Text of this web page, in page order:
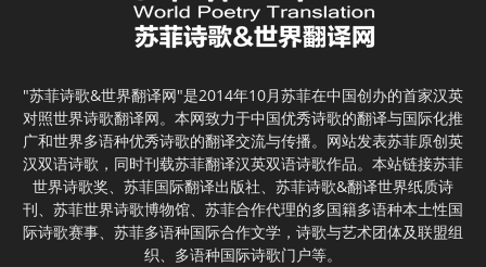
"苏菲诗歌&世界翻译网"是2014年10月苏菲在中国创办的首家汉英
对照世界诗歌翻译网。本网致力于中国优秀诗歌的翻译与国际化推
广和世界多语种优秀诗歌的翻译交流与传播。网站发表苏菲原创英
汉双语诗歌，同时刊载苏菲翻译汉英双语诗歌作品。本站链接苏菲
世界诗歌奖、苏菲国际翻译出版社、苏菲诗歌&翻译世界纸质诗
刊、苏菲世界诗歌博物馆、苏菲合作代理的多国籍多语种本土性国
际诗歌赛事、苏菲多语种国际合作文学，诗歌与艺术团体及联盟组
织、多语种国际诗歌门户等。